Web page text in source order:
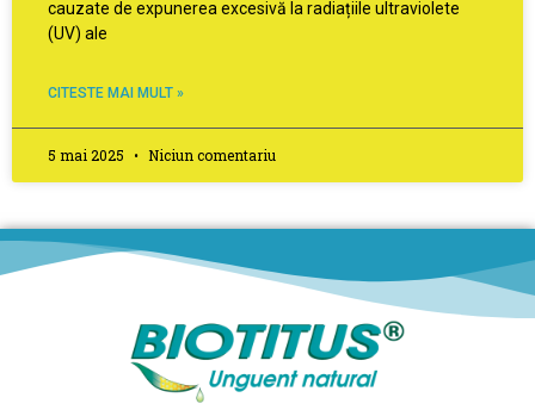
cauzate de expunerea excesivă la radiațiile ultraviolete
(UV) ale
CITESTE MAI MULT »
5 mai 2025 Niciun comentariu